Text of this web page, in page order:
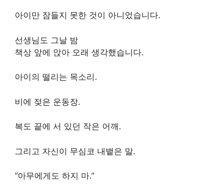
아이만 잠들지 못한 것이 아니었습니다.
선생님도 그날 밤
책상 앞에 앉아 오래 생각했습니다.
아이의 떨리는 목소리.
비에 젖은 운동장.
복도 끝에 서 있던 작은 어깨.
그리고 자신이 무심코 내뱉은 말.
“아무에게도 하지 마.”